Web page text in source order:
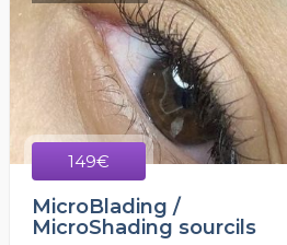
149€
MicroBlading /
MicroShading sourcils